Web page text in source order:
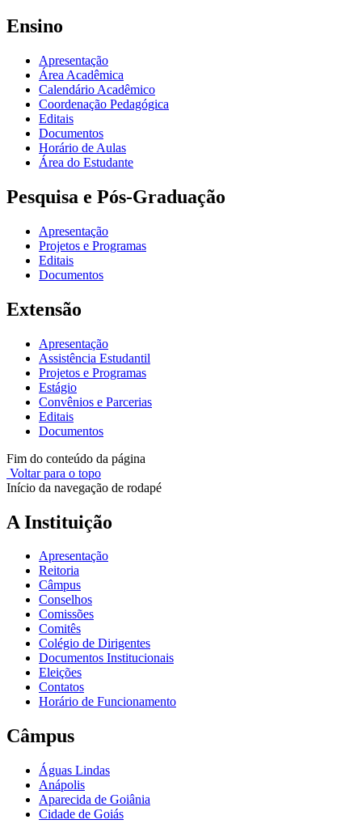
Ensino
Apresentação
Área Acadêmica
Calendário Acadêmico
Coordenação Pedagógica
Editais
Documentos
Horário de Aulas
Área do Estudante
Pesquisa e Pós-Graduação
Apresentação
Projetos e Programas
Editais
Documentos
Extensão
Apresentação
Assistência Estudantil
Projetos e Programas
Estágio
Convênios e Parcerias
Editais
Documentos
Fim do conteúdo da página
Voltar para o topo
Início da navegação de rodapé
A Instituição
Apresentação
Reitoria
Câmpus
Conselhos
Comissões
Comitês
Colégio de Dirigentes
Documentos Institucionais
Eleições
Contatos
Horário de Funcionamento
Câmpus
Águas Lindas
Anápolis
Aparecida de Goiânia
Cidade de Goiás